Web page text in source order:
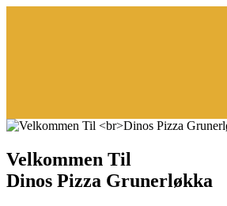
Velkommen Til
Dinos Pizza Grunerløkka